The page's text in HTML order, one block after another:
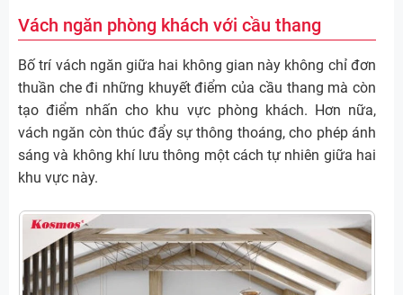
Vách ngăn phòng khách với cầu thang
Bố trí vách ngăn giữa hai không gian này không chỉ đơn
thuần che đi những khuyết điểm của cầu thang mà còn
tạo điểm nhấn cho khu vực phòng khách. Hơn nữa,
vách ngăn còn thúc đẩy sự thông thoáng, cho phép ánh
sáng và không khí lưu thông một cách tự nhiên giữa hai
khu vực này.